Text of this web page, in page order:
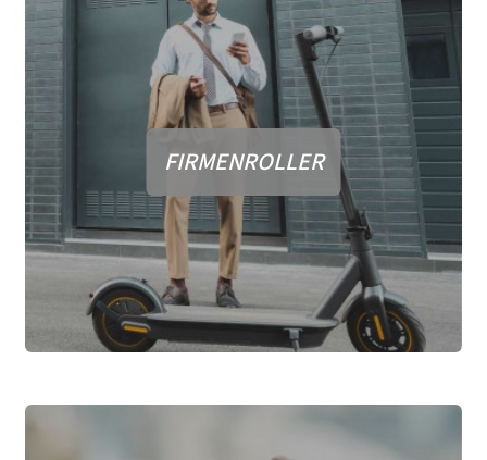
FIRMENROLLER